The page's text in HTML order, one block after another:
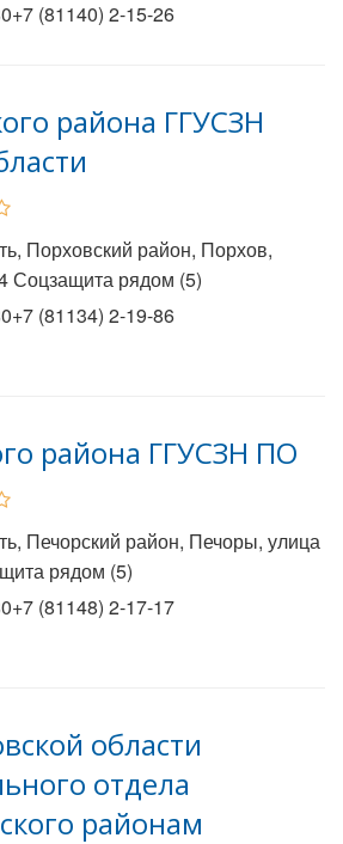
(81140) 2-15-26
района ГГУСЗН
Порховский район, Порхов,
Соцзащита рядом (5)
(81134) 2-19-86
района ГГУСЗН ПО
Печорский район, Печоры, улица
рядом (5)
(81148) 2-17-17
области
отдела
районам